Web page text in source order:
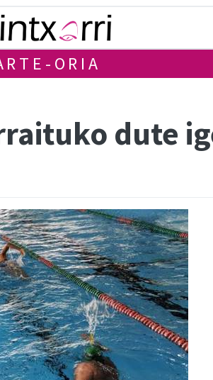
ORIA
dute